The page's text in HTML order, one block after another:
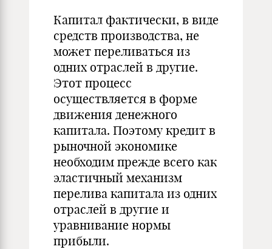
Капитал фактически, в виде
средств производства, не
может переливаться из
одних отраслей в другие.
Этот процесс
осуществляется в форме
движения денежного
капитала. Поэтому кредит в
рыночной экономике
необходим прежде всего как
эластичный механизм
перелива капитала из одних
отраслей в другие и
уравнивание нормы
прибыли.